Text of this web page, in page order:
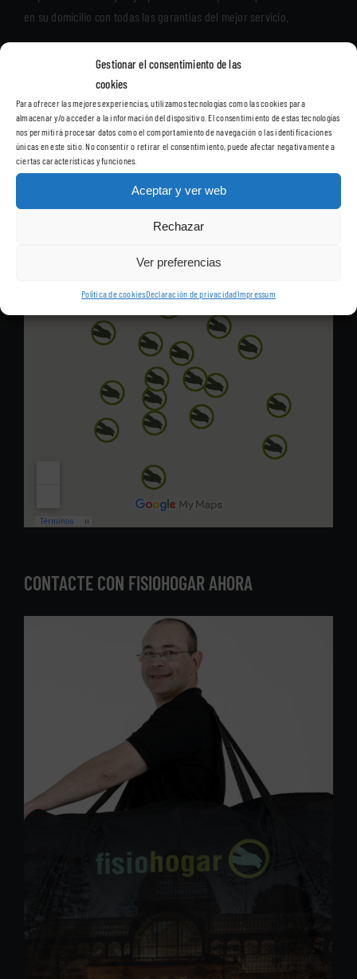
Gestionar el consentimiento de las
cookies
Para ofrecer las mejores experiencias, utilizamos tecnologías como las cookies para
almacenar y/o acceder a la información del dispositivo. El consentimiento de estas tecnologías
nos permitirá procesar datos como el comportamiento de navegación o las identificaciones
únicas en este sitio. No consentir o retirar el consentimiento, puede afectar negativamente a
ciertas características y funciones.
Aceptar y ver web
Rechazar
Ver preferencias
Política de cookiesDeclaración de privacidadImpressum
en su domicilio con todas las garantías del mejor servicio.
cualquiera de los barrios de Madrid, para ofrecerle las sesiones de
fisioterapia, sin que tenga que desplazarse a una clínica.
CONTACTE CON FISIOHOGAR AHORA